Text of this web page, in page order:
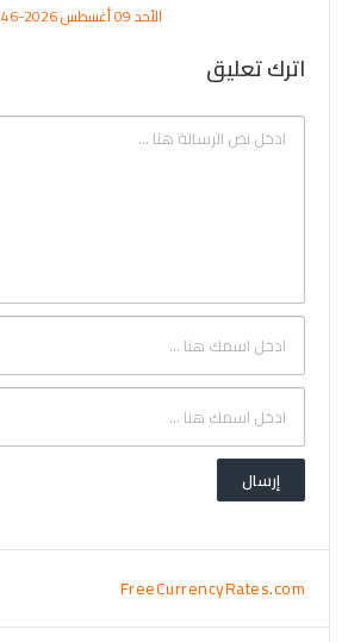
الأحد 09 أغسطس 2026-11:46
اترك تعليق
FreeCurrencyRates.com